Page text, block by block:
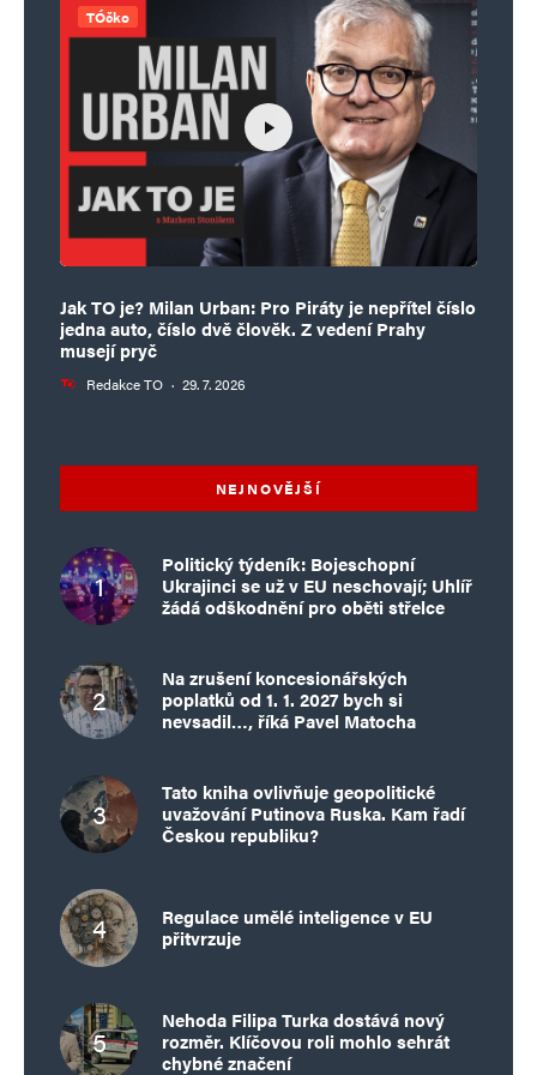
TÓčko
Jak TO je? Milan Urban: Pro Piráty je nepřítel číslo
jedna auto, číslo dvě člověk. Z vedení Prahy
musejí pryč
Redakce TO · 29. 7. 2026
NEJNOVĚJŠÍ
Politický týdeník: Bojeschopní
Ukrajinci se už v EU neschovají; Uhlíř
žádá odškodnění pro oběti střelce
Na zrušení koncesionářských
poplatků od 1. 1. 2027 bych si
nevsadil…, říká Pavel Matocha
Tato kniha ovlivňuje geopolitické
uvažování Putinova Ruska. Kam řadí
Českou republiku?
Regulace umělé inteligence v EU
přitvrzuje
Nehoda Filipa Turka dostává nový
rozměr. Klíčovou roli mohlo sehrát
chybné značení